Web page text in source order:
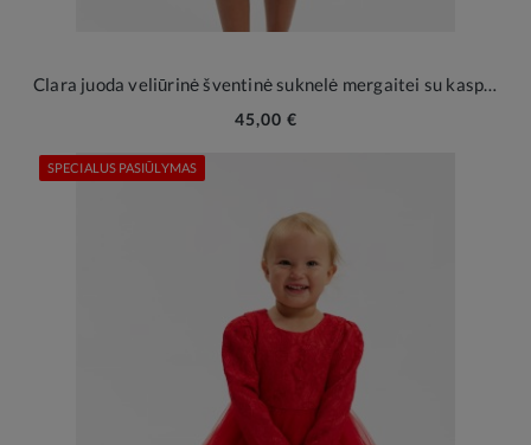
Clara juoda veliūrinė šventinė suknelė mergaitei su kaspinu
45,00 €
SPECIALUS PASIŪLYMAS